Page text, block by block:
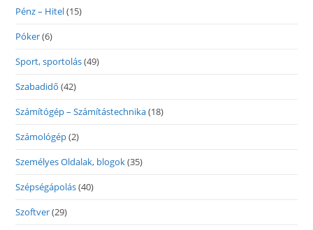
Pénz – Hitel(15)
Póker(6)
Sport, sportolás(49)
Szabadidő (42)
Számítógép – Számítástechnika(18)
Számológép(2)
Személyes Oldalak, blogok(35)
Szépségápolás(40)
Szoftver(29)